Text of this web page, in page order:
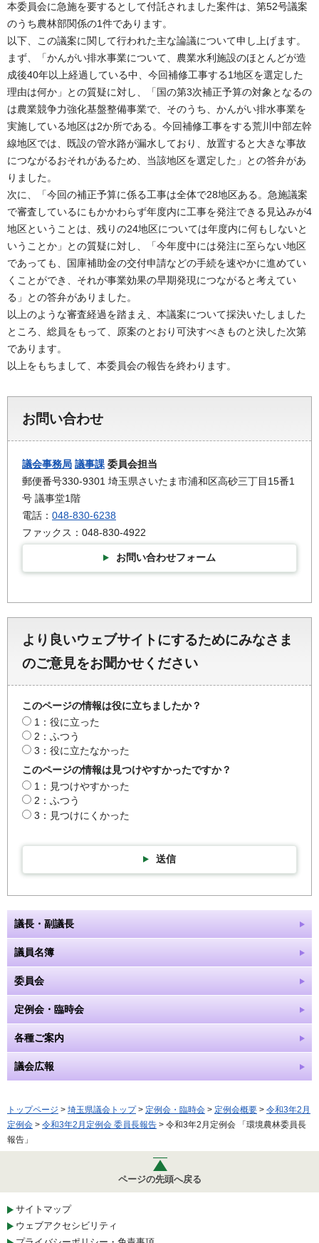
本委員会に急施を要するとして付託されました案件は、第52号議案
のうち農林部関係の1件であります。
以下、この議案に関して行われた主な論議について申し上げます。
まず、「かんがい排水事業について、農業水利施設のほとんどが造
成後40年以上経過している中、今回補修工事する1地区を選定した
理由は何か」との質疑に対し、「国の第3次補正予算の対象となるの
は農業競争力強化基盤整備事業で、そのうち、かんがい排水事業を
実施している地区は2か所である。今回補修工事をする荒川中部左幹
線地区では、既設の管水路が漏水しており、放置すると大きな事故
につながるおそれがあるため、当該地区を選定した」との答弁があ
りました。
次に、「今回の補正予算に係る工事は全体で28地区ある。急施議案
で審査しているにもかかわらず年度内に工事を発注できる見込みが4
地区ということは、残りの24地区については年度内に何もしないと
いうことか」との質疑に対し、「今年度中には発注に至らない地区
であっても、国庫補助金の交付申請などの手続を速やかに進めてい
くことができ、それが事業効果の早期発現につながると考えてい
る」との答弁がありました。
以上のような審査経過を踏まえ、本議案について採決いたしました
ところ、総員をもって、原案のとおり可決すべきものと決した次第
であります。
以上をもちまして、本委員会の報告を終わります。
お問い合わせ
議会事務局 議事課 委員会担当
郵便番号330-9301 埼玉県さいたま市浦和区高砂三丁目15番1
号 議事堂1階
電話： 048-830-6238
ファックス：048-830-4922
お問い合わせフォーム
より良いウェブサイトにするためにみなさま
のご意見をお聞かせください
このページの情報は役に立ちましたか？
1：役に立った
2：ふつう
3：役に立たなかった
このページの情報は見つけやすかったですか？
1：見つけやすかった
2：ふつう
3：見つけにくかった
送信
議長・副議長
議員名簿
委員会
定例会・臨時会
各種ご案内
議会広報
トップページ > 埼玉県議会トップ> 定例会・臨時会 > 定例会概要 > 令和3年2月
定例会 > 令和3年2月定例会 委員長報告 > 令和3年2月定例会 「環境農林委員長
報告」
ページの先頭へ戻る
サイトマップ
ウェブアクセシビリティ